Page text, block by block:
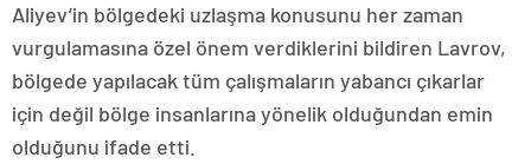
Aliyev’in bölgedeki uzlaşma konusunu her zaman
vurgulamasına özel önem verdiklerini bildiren Lavrov,
bölgede yapılacak tüm çalışmaların yabancı çıkarlar
için değil bölge insanlarına yönelik olduğundan emin
olduğunu ifade etti.